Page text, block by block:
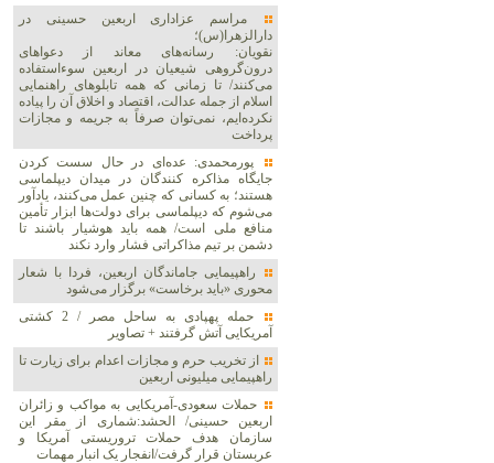
مراسم عزاداری اربعین حسینی در
دارالزهرا(س)؛
نقویان: رسانه‌های معاند از دعواهای
درون‌گروهی شیعیان در اربعین سوءاستفاده
می‌کنند/ تا زمانی که همه تابلوهای راهنمایی
اسلام از جمله عدالت، اقتصاد و اخلاق آن را پیاده
نکرده‌ایم، نمی‌توان صرفاً به جریمه و مجازات
پرداخت
پورمحمدی: عده‌ای در حال سست کردن
جایگاه مذاکره کنندگان در میدان دیپلماسی
هستند؛ به کسانی که چنین عمل می‌کنند، یادآور
می‌شوم که دیپلماسی برای دولت‌ها ابزار تأمین
منافع ملی است/ همه باید هوشیار باشند تا
دشمن بر تیم مذاکراتی فشار وارد نکند
راهپیمایی جاماندگان اربعین، فردا با شعار
محوری «باید برخاست» برگزار می‌شود
حمله پهپادی به ساحل مصر / 2 کشتی
آمریکایی آتش گرفتند + تصاویر
از تخریب حرم و مجازات اعدام برای زیارت تا
راهپیمایی میلیونی اربعین
حملات سعودی-آمریکایی به مواکب و زائران
اربعین حسینی/ الحشد:شماری از مقر این
سازمان هدف حملات تروریستی آمریکا و
عربستان قرار گرفت/انفجار یک انبار مهمات